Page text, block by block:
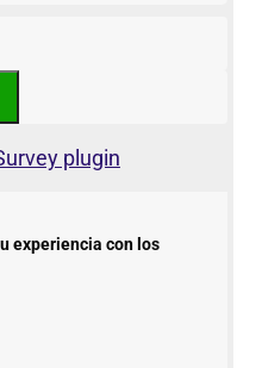
plugin
experiencia con los